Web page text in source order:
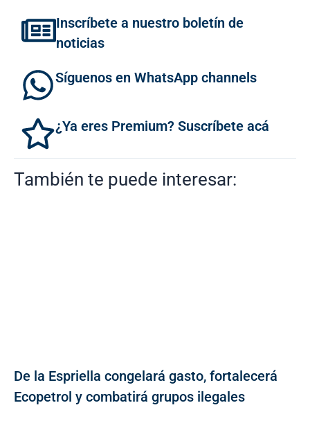
Inscríbete a nuestro boletín de
noticias
Síguenos en WhatsApp channels
¿Ya eres Premium? Suscríbete acá
También te puede interesar:
De la Espriella congelará gasto, fortalecerá
Ecopetrol y combatirá grupos ilegales